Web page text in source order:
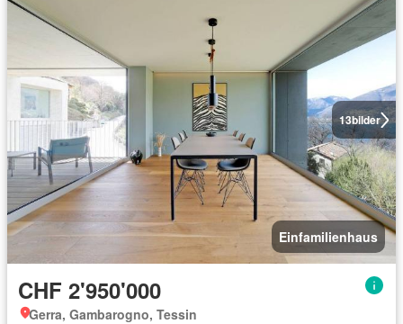
13bilder
Einfamilienhaus
CHF 2'950'000
Gerra, Gambarogno, Tessin